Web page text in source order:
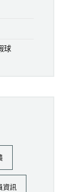
球
資訊